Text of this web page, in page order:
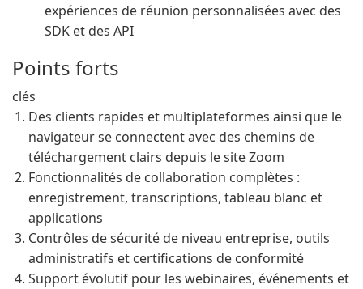
expériences de réunion personnalisées avec des
SDK et des API
Points forts
clés
Des clients rapides et multiplateformes ainsi que le
navigateur se connectent avec des chemins de
téléchargement clairs depuis le site Zoom
Fonctionnalités de collaboration complètes :
enregistrement, transcriptions, tableau blanc et
applications
Contrôles de sécurité de niveau entreprise, outils
administratifs et certifications de conformité
Support évolutif pour les webinaires, événements et